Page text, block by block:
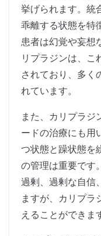
挙げられます。統
乖離する状態を特
患者は幻覚や妄想
リプラジンは、こ
されており、多く
れています。
また、カリプラジ
ードの治療にも用
つ状態と躁状態を
の管理は重要です
過剰、過剰な自信
ますが、カリプラ
えることができま